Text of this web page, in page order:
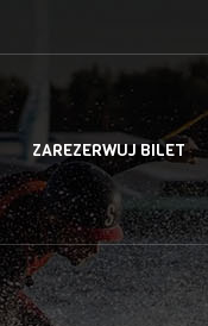
ZAREZERWUJ BILET